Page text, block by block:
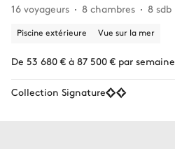
16 voyageurs
8 chambres 8 sdb
Piscine extérieure Vue sur la mer
De 53 680 € à 87 500 € par semaine
Collection Signature